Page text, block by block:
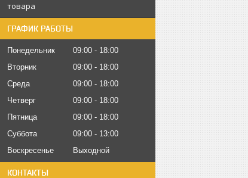
товара
ГРАФИК РАБОТЫ
Понедельник 09:00
18:00
Вторник
09:00
18:00
Среда
09:00
18:00
Четверг
09:00
18:00
Пятница
09:00
18:00
Суббота
09:00
13:00
Воскресенье
Выходной
КОНТАКТЫ